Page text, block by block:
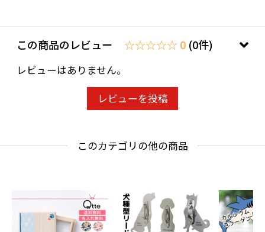
この商品のレビュー ☆☆☆☆☆ 0 (0件)
レビューはありません。
レビューを投稿
このカテゴリの他の商品